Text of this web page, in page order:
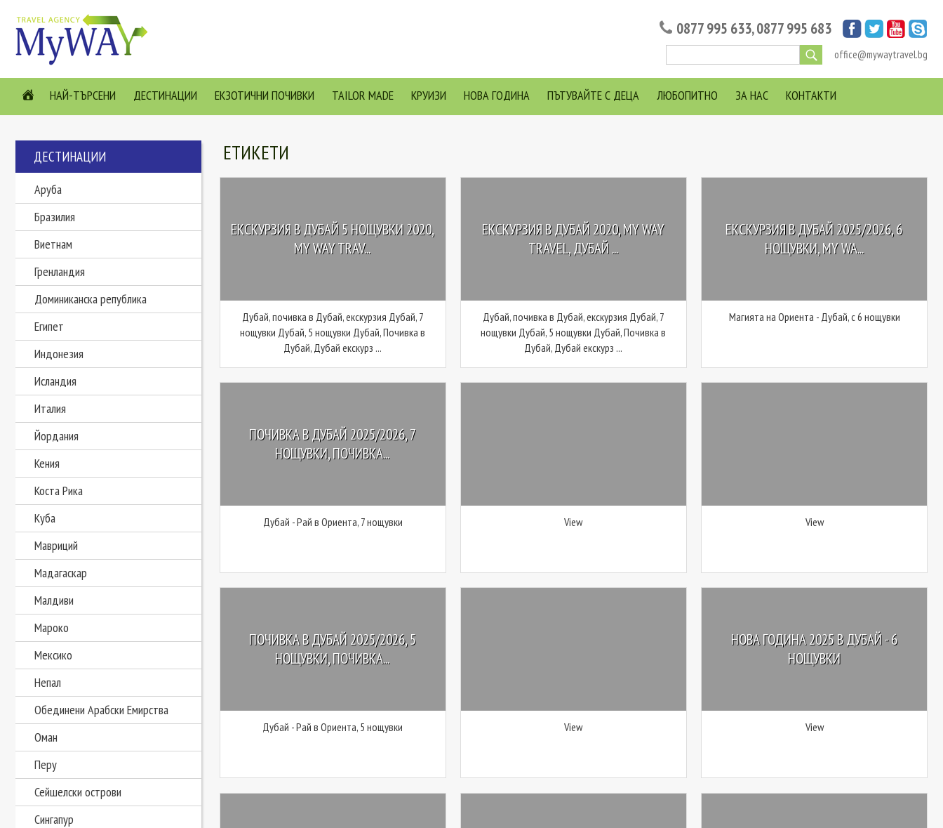
0877 995 633,0877 995 683
office@mywaytravel.bg
НАЙ-ТЪРСЕНИ ДЕСТИНАЦИИ ЕКЗОТИЧНИ ПОЧИВКИ TAILOR MADE КРУИЗИ НОВА ГОДИНА ПЪТУВАЙТЕ С ДЕЦА ЛЮБОПИТНО ЗА НАС КОНТАКТИ
ДЕСТИНАЦИИ
Аруба
Бразилия
Виетнам
Гренландия
Доминиканска република
Египет
Индонезия
Исландия
Италия
Йордания
Кения
Коста Рика
Куба
Мавриций
Мадагаскар
Малдиви
Мароко
Мексико
Непал
Обединени Арабски Емирства
Оман
Перу
Сейшелски острови
Сингапур
ЕТИКЕТИ
ЕКСКУРЗИЯ В ДУБАЙ 5 НОЩУВКИ 2020,
MY WAY TRAV...
Дубай, почивка в Дубай, екскурзия Дубай, 7
нощувки Дубай, 5 нощувки Дубай, Почивка в
Дубай, Дубай екскурз ...
ЕКСКУРЗИЯ В ДУБАЙ 2020, MY WAY
TRAVEL, ДУБАЙ ...
Дубай, почивка в Дубай, екскурзия Дубай, 7
нощувки Дубай, 5 нощувки Дубай, Почивка в
Дубай, Дубай екскурз ...
ЕКСКУРЗИЯ В ДУБАЙ 2025/2026, 6
НОЩУВКИ, MY WA...
Магията на Ориента - Дубай, с 6 нощувки
ПОЧИВКА В ДУБАЙ 2025/2026, 7
НОЩУВКИ, ПОЧИВКА...
Дубай - Рай в Ориента, 7 нощувки View View
ПОЧИВКА В ДУБАЙ 2025/2026, 5
НОЩУВКИ, ПОЧИВКА...
Дубай - Рай в Ориента, 5 нощувки View
НОВА ГОДИНА 2025 В ДУБАЙ - 6
НОЩУВКИ
View